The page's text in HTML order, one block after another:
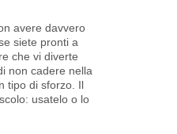
avere davvero
siete pronti a
che vi diverte
non cadere nella
tipo di sforzo. Il
usatelo o lo